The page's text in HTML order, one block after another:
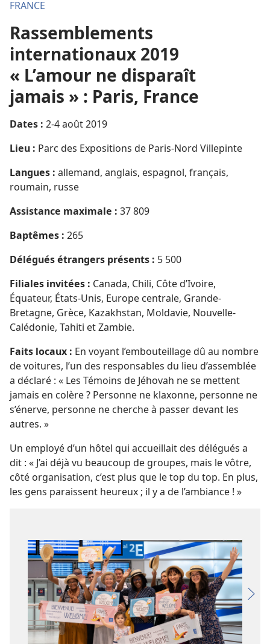
FRANCE
Rassemblements
internationaux 2019
« L’amour ne disparaît
jamais » : Paris, France
Dates : 2-4 août 2019
Lieu : Parc des Expositions de Paris-Nord Villepinte
Langues : allemand, anglais, espagnol, français,
roumain, russe
Assistance maximale : 37 809
Baptêmes : 265
Délégués étrangers présents : 5 500
Filiales invitées : Canada, Chili, Côte d’Ivoire,
Équateur, États-Unis, Europe centrale, Grande-
Bretagne, Grèce, Kazakhstan, Moldavie, Nouvelle-
Calédonie, Tahiti et Zambie.
Faits locaux : En voyant l’embouteillage dû au nombre
de voitures, l’un des responsables du lieu d’assemblée
a déclaré : « Les Témoins de Jéhovah ne se mettent
jamais en colère ? Personne ne klaxonne, personne ne
s’énerve, personne ne cherche à passer devant les
autres. »
Un employé d’un hôtel qui accueillait des délégués a
dit : « J’ai déjà vu beaucoup de groupes, mais le vôtre,
côté organisation, c’est plus que le top du top. En plus,
les gens paraissent heureux ; il y a de l’ambiance ! »